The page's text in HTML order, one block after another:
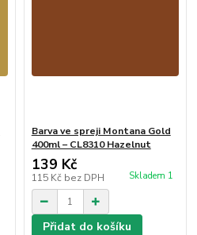
Barva ve spreji Montana Gold
400ml – CL8310 Hazelnut
139 Kč
115 Kč bez DPH Skladem 1
Přidat do košíku